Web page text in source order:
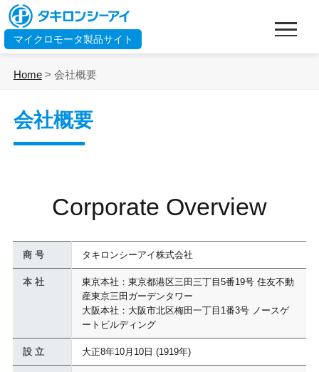
マイクロモータ製品サイト
Corporate Overview
商 号 タキロンシーアイ株式会社
本 社
東京本社：東京都港区三田三丁目5番19号 住友不動
産東京三田ガーデンタワー
大阪本社：大阪市北区梅田一丁目1番3号 ノースゲ
ートビルディング
設 立 大正8年10月10日 (1919年)